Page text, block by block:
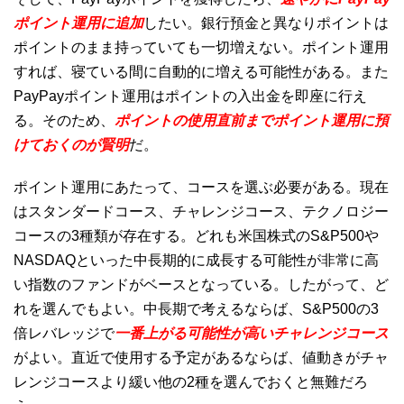
ポイント運用に追加したい。銀行預金と異なりポイントは
ポイントのまま持っていても一切増えない。ポイント運用
すれば、寝ている間に自動的に増える可能性がある。また
PayPayポイント運用はポイントの入出金を即座に行え
る。そのため、 ポイントの使用直前までポイント運用に預
けておくのが賢明だ。
ポイント運用にあたって、コースを選ぶ必要がある。現在
はスタンダードコース、チャレンジコース、テクノロジー
コースの3種類が存在する。どれも米国株式のS&P500や
NASDAQといった中長期的に成長する可能性が非常に高
い指数のファンドがベースとなっている。したがって、ど
れを選んでもよい。中長期で考えるならば、S&P500の3
倍レバレッジで一番上がる可能性が高いチャレンジコース
がよい。直近で使用する予定があるならば、値動きがチャ
レンジコースより緩い他の2種を選んでおくと無難だろ